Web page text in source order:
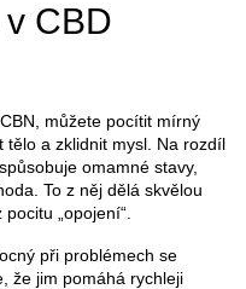
CBD
můžete pocítit mírný
a zklidnit mysl. Na rozdíl
omamné stavy,
To z něj dělá skvělou
„opojení“.
při problémech se
že jim pomáhá rychleji